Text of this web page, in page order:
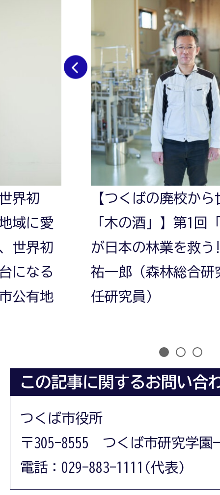
世界初
木の酒」
!?｜大塚
究所・主
【つくばの廃校か
「木の酒」】第2
チャーが「木の酒
売に挑戦する理由
（エシカル・スピ
前へ
1 2 3
この記事に関するお問い合
つくば市役所
〒305-8555 つくば市研究学園
電話：029-883-1111(代表)